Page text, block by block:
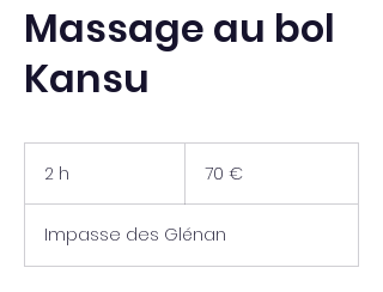
Massage au bol
Kansu
2 h 70 €
Impasse des Glénan